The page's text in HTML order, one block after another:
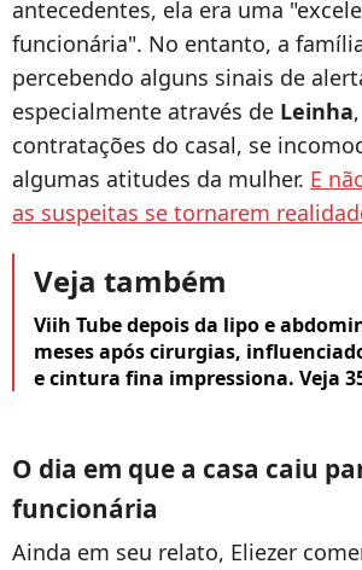
antecedentes, ela era uma
funcionária". No entanto, a
percebendo alguns sinais de
especialmente através de Leinha
contratações do casal, se
algumas atitudes da mulher. E
as suspeitas se tornarem
Veja também
Viih Tube depois da lipo e
meses após cirurgias,
e cintura fina impressiona. Veja
O dia em que a casa caiu
funcionária
Ainda em seu relato, Eliezer